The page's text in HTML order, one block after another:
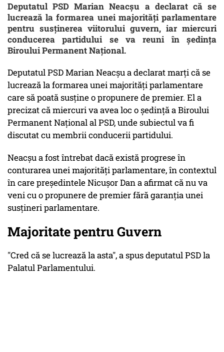
Deputatul PSD Marian Neacşu a declarat că se
lucrează la formarea unei majorităţi parlamentare
pentru susţinerea viitorului guvern, iar miercuri
conducerea partidului se va reuni în şedinţa
Biroului Permanent Naţional.
Deputatul PSD Marian Neacşu a declarat marţi că se
lucrează la formarea unei majorităţi parlamentare
care să poată susţine o propunere de premier. El a
precizat că miercuri va avea loc o şedinţă a Biroului
Permanent Naţional al PSD, unde subiectul va fi
discutat cu membrii conducerii partidului.
Neacşu a fost întrebat dacă există progrese în
conturarea unei majorităţi parlamentare, în contextul
în care preşedintele Nicuşor Dan a afirmat că nu va
veni cu o propunere de premier fără garanţia unei
susţineri parlamentare.
Majoritate pentru Guvern
"Cred că se lucrează la asta", a spus deputatul PSD la
Palatul Parlamentului.